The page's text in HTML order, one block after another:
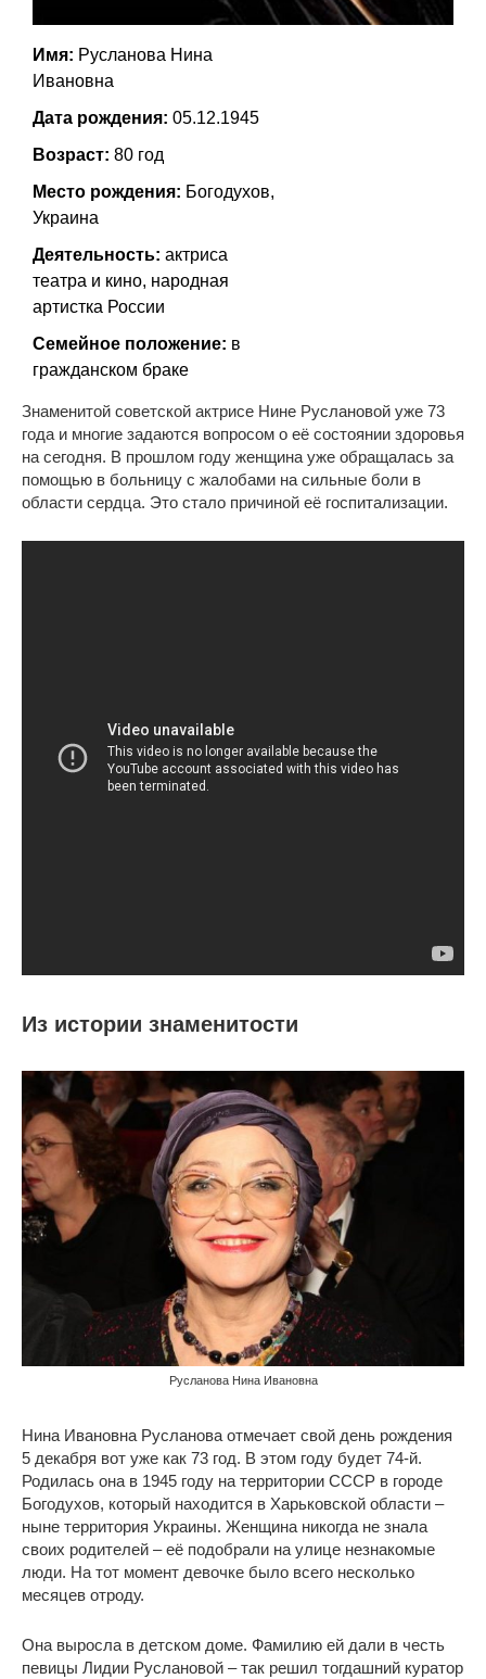
Имя: Русланова Нина
Ивановна
Дата рождения: 05.12.1945
Возраст: 80 год
Место рождения: Богодухов,
Украина
Деятельность: актриса
театра и кино, народная
артистка России
Семейное положение: в
гражданском браке
Знаменитой советской актрисе Нине Руслановой уже 73
года и многие задаются вопросом о её состоянии здоровья
на сегодня. В прошлом году женщина уже обращалась за
помощью в больницу с жалобами на сильные боли в
области сердца. Это стало причиной её госпитализации.
Из истории знаменитости
Русланова Нина Ивановна
Нина Ивановна Русланова отмечает свой день рождения
5 декабря вот уже как 73 год. В этом году будет 74-й.
Родилась она в 1945 году на территории СССР в городе
Богодухов, который находится в Харьковской области –
ныне территория Украины. Женщина никогда не знала
своих родителей – её подобрали на улице незнакомые
люди. На тот момент девочке было всего несколько
месяцев отроду.
Она выросла в детском доме. Фамилию ей дали в честь
певицы Лидии Руслановой – так решил тогдашний куратор